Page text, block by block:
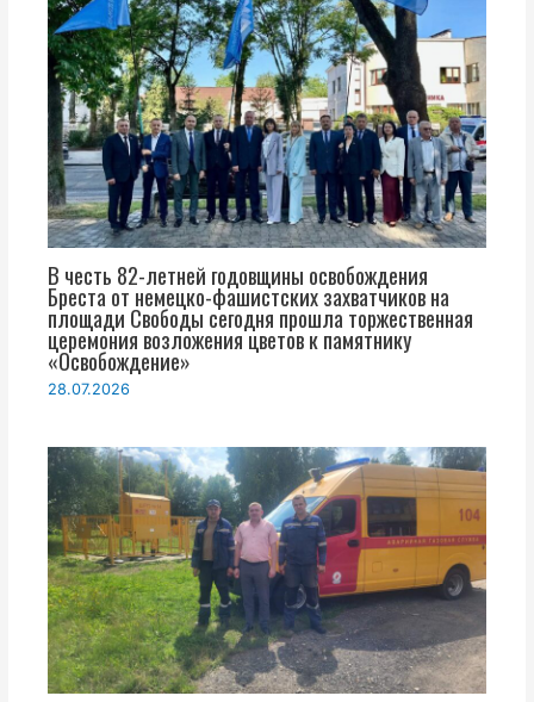
В честь 82-летней годовщины освобождения
Бреста от немецко-фашистских захватчиков на
площади Свободы сегодня прошла торжественная
церемония возложения цветов к памятнику
«Освобождение»
28.07.2026